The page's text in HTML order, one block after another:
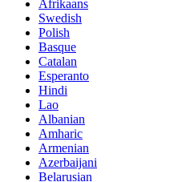
Afrikaans
Swedish
Polish
Basque
Catalan
Esperanto
Hindi
Lao
Albanian
Amharic
Armenian
Azerbaijani
Belarusian